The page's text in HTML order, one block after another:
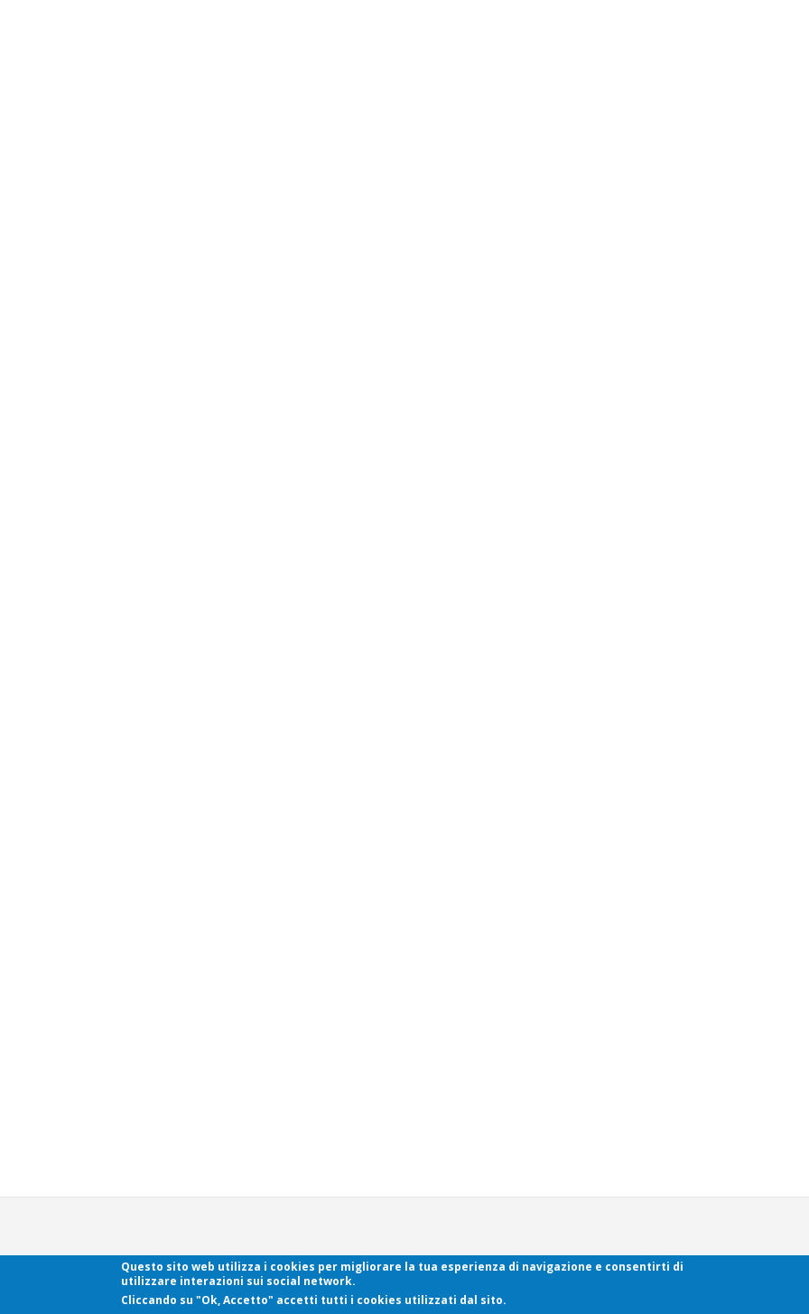
Piemonte - Federazione Italiana Tempo Libero - Via Sacchi, 63 - 10125 - Torino
Fax:011 48 33 852 -www.fitelpiemonte.it-info@fitelpiemonte.it
(link
sends
e-
Questo sito web utilizza i cookies per migliorare la tua esperienza di navigazione e consentirti di
utilizzare interazioni sui social network.
Cliccando su "Ok, Accetto" accetti tutti i cookies utilizzati dal sito.